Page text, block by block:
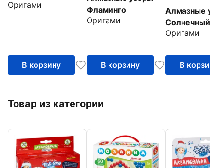
10х15 см (06410)
Оригами
В корзину
Фламинго
Оригами
В корзину
Алмазные
Солнечный
Оригами
В корзину
Товар из категории